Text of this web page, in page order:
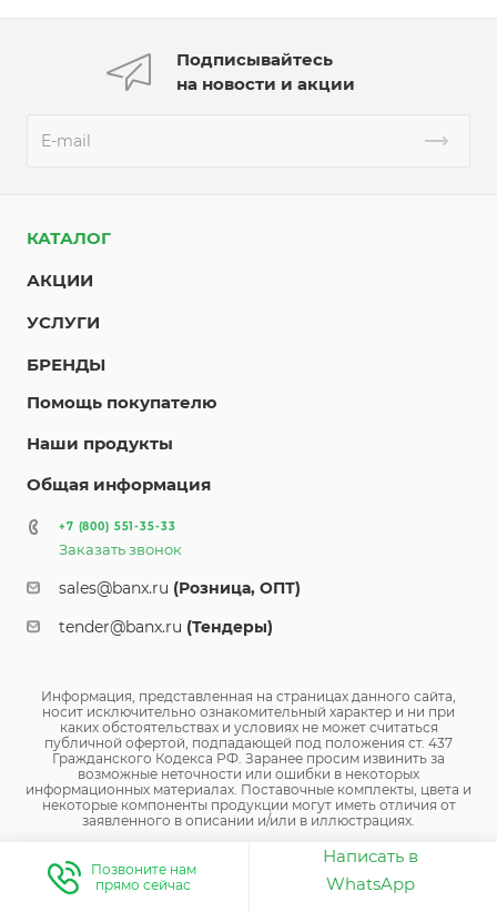
Подписывайтесь
на новости и акции
КАТАЛОГ
АКЦИИ
УСЛУГИ
БРЕНДЫ
Помощь покупателю
Наши продукты
Общая информация
+7 (800) 551-35-33
Заказать звонок
sales@banx.ru (Розница, ОПТ)
tender@banx.ru (Тендеры)
Информация, представленная на страницах данного сайта,
носит исключительно ознакомительный характер и ни при
каких обстоятельствах и условиях не может считаться
публичной офертой, подпадающей под положения ст. 437
Гражданского Кодекса РФ. Заранее просим извинить за
возможные неточности или ошибки в некоторых
информационных материалах. Поставочные комплекты, цвета и
некоторые компоненты продукции могут иметь отличия от
заявленного в описании и/или в иллюстрациях.
Позвоните нам
прямо сейчас
Написать в
WhatsApp